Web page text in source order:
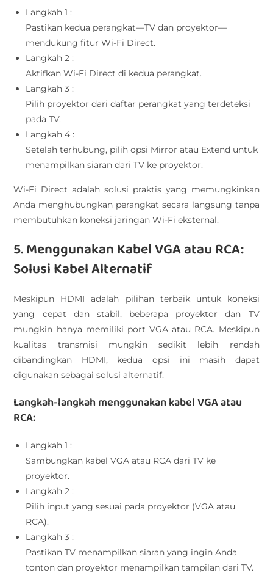
Langkah 1 :
Pastikan kedua perangkat—TV dan proyektor—
mendukung fitur Wi-Fi Direct.
Langkah 2 :
Aktifkan Wi-Fi Direct di kedua perangkat.
Langkah 3 :
Pilih proyektor dari daftar perangkat yang terdeteksi
pada TV.
Langkah 4 :
Setelah terhubung, pilih opsi Mirror atau Extend untuk
menampilkan siaran dari TV ke proyektor.
Wi-Fi Direct adalah solusi praktis yang memungkinkan
Anda menghubungkan perangkat secara langsung tanpa
membutuhkan koneksi jaringan Wi-Fi eksternal.
5. Menggunakan Kabel VGA atau RCA:
Solusi Kabel Alternatif
Meskipun HDMI adalah pilihan terbaik untuk koneksi
yang cepat dan stabil, beberapa proyektor dan TV
mungkin hanya memiliki port VGA atau RCA. Meskipun
kualitas transmisi mungkin sedikit lebih rendah
dibandingkan HDMI, kedua opsi ini masih dapat
digunakan sebagai solusi alternatif.
Langkah-langkah menggunakan kabel VGA atau
RCA:
Langkah 1 :
Sambungkan kabel VGA atau RCA dari TV ke
proyektor.
Langkah 2 :
Pilih input yang sesuai pada proyektor (VGA atau
RCA).
Langkah 3 :
Pastikan TV menampilkan siaran yang ingin Anda
tonton dan proyektor menampilkan tampilan dari TV.